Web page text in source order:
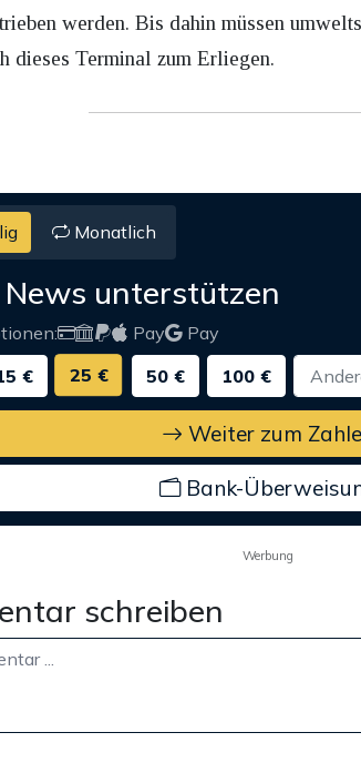
werden. Bis dahin müssen
dieses Terminal zum Erliegen.
Monatlich
unterstützen
Pay
Pay
€ 25 € 50 € 100 €
Weiter zum
Bank-
Werbung
schreiben